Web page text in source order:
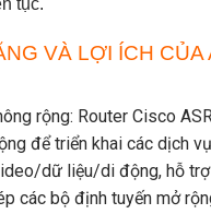
tục.
VÀ LỢI ÍCH CỦA
rộng: Router Cisco
để triển khai các dịch
dữ liệu/di động, hỗ trợ
các bộ định tuyến mở